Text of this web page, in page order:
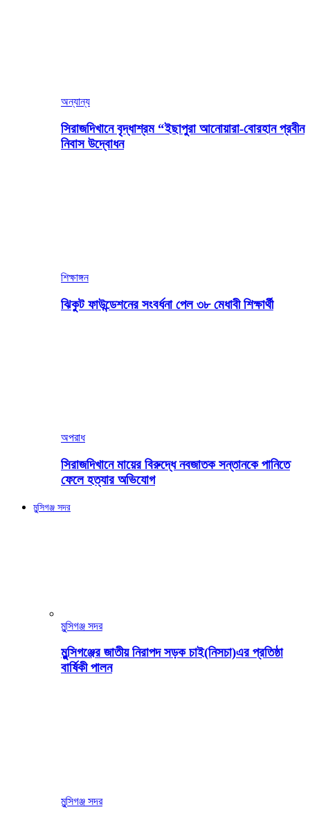
অন্যান্য
সিরাজদিখানে বৃদ্ধাশ্রম “ইছাপুরা আনোয়ারা-বোরহান প্রবীন
নিবাস উদ্বোধন
শিক্ষাঙ্গন
ঝিকুট ফাউন্ডেশনের সংবর্ধনা পেল ৩৮ মেধাবী শিক্ষার্থী
অপরাধ
সিরাজদিখানে মায়ের বিরুদ্ধে নবজাতক সন্তানকে পানিতে
ফেলে হত্যার অভিযোগ
মুন্সিগঞ্জ সদর
মুন্সিগঞ্জ সদর
মুন্সিগঞ্জের জাতীয় নিরাপদ সড়ক চাই(নিসচা)এর প্রতিষ্ঠা
বার্ষিকী পালন
মুন্সিগঞ্জ সদর